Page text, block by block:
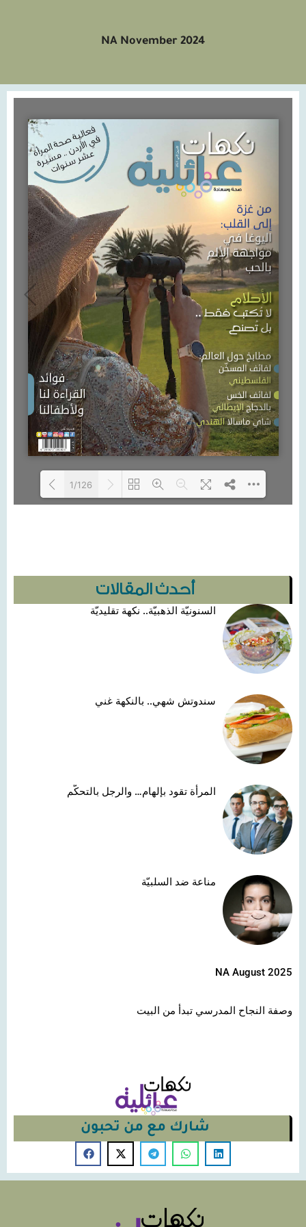
NA November 2024
أحدث المقالات
السنونيّة الذهبيّة.. نكهة تقليديّة
سندوتش شهي.. بالنكهة غني
المرأة تقود بإلهام… والرجل بالتحكّم
مناعة ضد السلبيّة
NA August 2025
وصفة النجاح المدرسي تبدأ من البيت
شارك مع من تحبون
1/126